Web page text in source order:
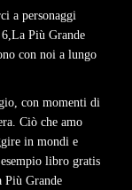
a personaggi
Più Grande
con noi a lungo
con momenti di
Ciò che amo
in mondi e
libro gratis
Grande